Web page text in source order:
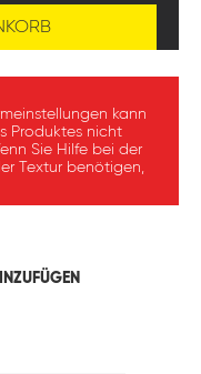
kann
Produktes nicht
Sie Hilfe bei der
Textur benötigen,